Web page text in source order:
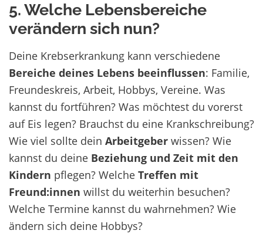
5. Welche Lebensbereiche
verändern sich nun?
Deine Krebserkrankung kann verschiedene
Bereiche deines Lebens beeinflussen: Familie,
Freundeskreis, Arbeit, Hobbys, Vereine. Was
kannst du fortführen? Was möchtest du vorerst
auf Eis legen? Brauchst du eine Krankschreibung?
Wie viel sollte dein Arbeitgeber wissen? Wie
kannst du deine Beziehung und Zeit mit den
Kindern pflegen? Welche Treffen mit
Freund:innen willst du weiterhin besuchen?
Welche Termine kannst du wahrnehmen? Wie
ändern sich deine Hobbys?